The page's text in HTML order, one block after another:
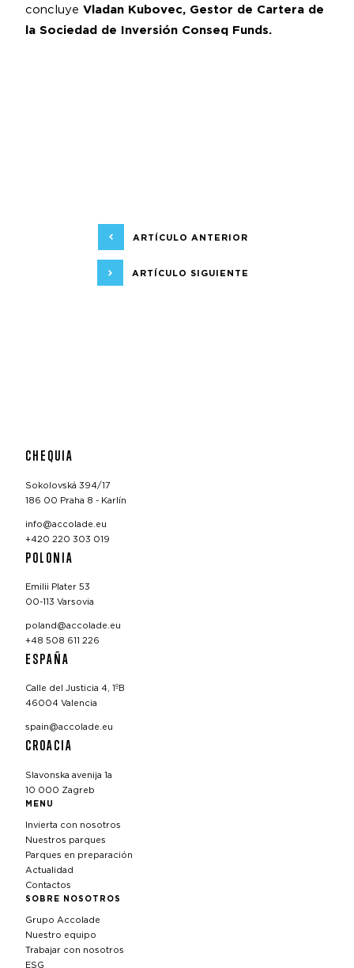
concluye Vladan Kubovec, Gestor de Cartera de
la Sociedad de Inversión Conseq Funds.
ARTÍCULO ANTERIOR
ARTÍCULO SIGUIENTE
CHEQUIA
Sokolovská 394/17
186 00 Praha 8 - Karlín
info@accolade.eu
+420 220 303 019
POLONIA
Emilii Plater 53
00-113 Varsovia
poland@accolade.eu
+48 508 611 226
ESPAÑA
Calle del Justicia 4, 1ºB
46004 Valencia
spain@accolade.eu
CROACIA
Slavonska avenija 1a
10 000 Zagreb
MENU
Invierta con nosotros
Nuestros parques
Parques en preparación
Actualidad
Contactos
SOBRE NOSOTROS
Grupo Accolade
Nuestro equipo
Trabajar con nosotros
ESG